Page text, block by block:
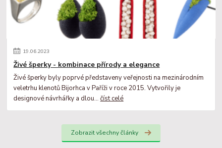
19.06.2023
Živé šperky - kombinace přírody a elegance
Živé šperky byly poprvé představeny veřejnosti na mezinárodním
veletrhu klenotů Bijorhca v Paříži v roce 2015. Vytvořily je
designové návrhářky a dlou...číst celé
Zobrazit všechny články